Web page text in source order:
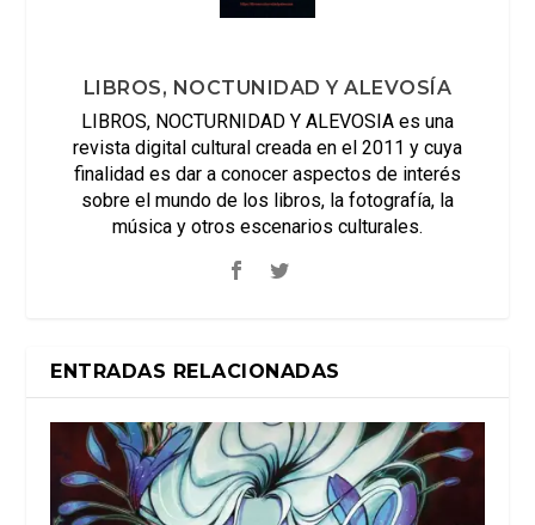
LIBROS, NOCTUNIDAD Y ALEVOSÍA
LIBROS, NOCTURNIDAD Y ALEVOSIA es una
revista digital cultural creada en el 2011 y cuya
finalidad es dar a conocer aspectos de interés
sobre el mundo de los libros, la fotografía, la
música y otros escenarios culturales.
ENTRADAS RELACIONADAS